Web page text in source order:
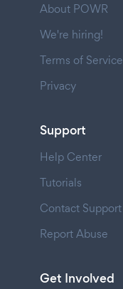
About POWR
We're hiring!
Terms of Service
Privacy
Support
Help Center
Tutorials
Contact Support
Report Abuse
Get Involved